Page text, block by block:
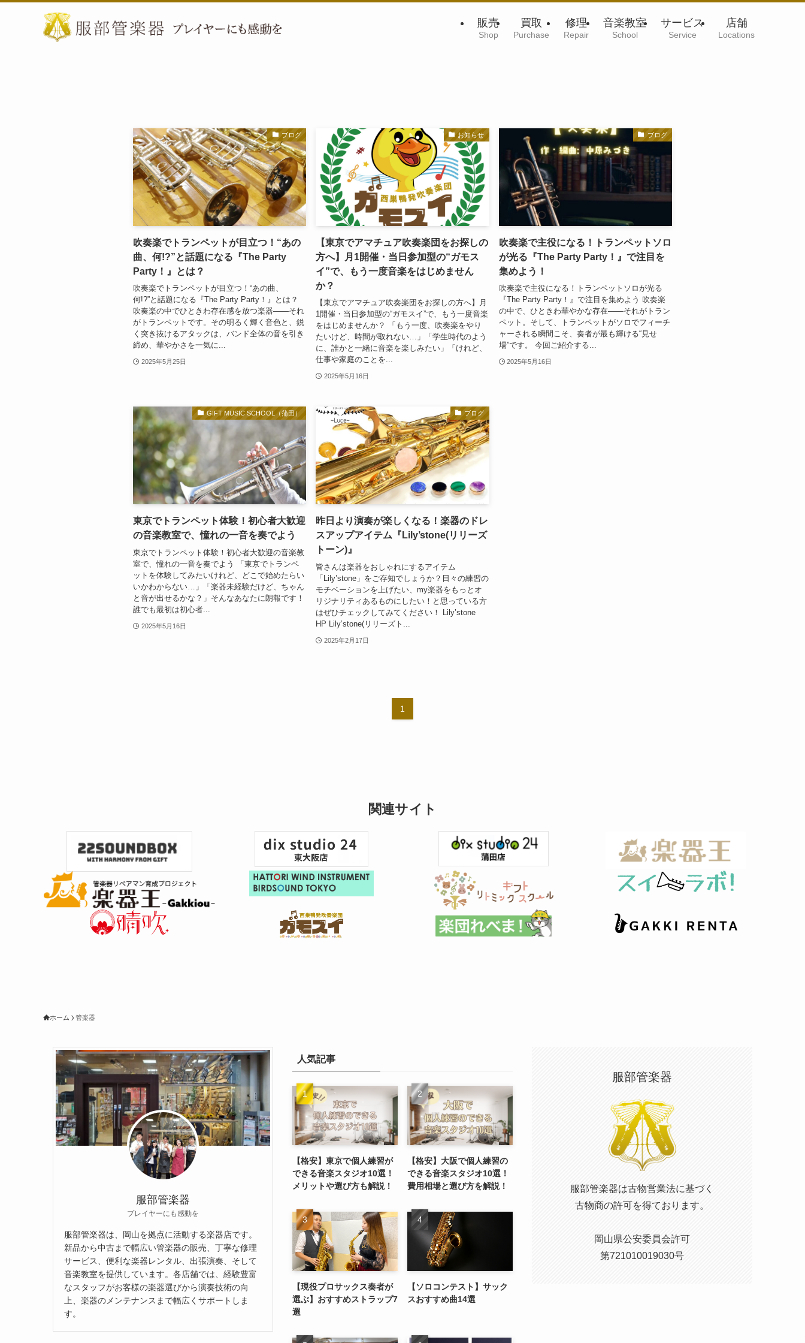
販売
Shop
買取
Purchase
修理
Repair
音楽教室
School
サービス
Service
店舗
Locations
ブログ
吹奏楽でトランペットが目立つ！“あの
曲、何!?”と話題になる『The Party
Party！』とは？
吹奏楽でトランペットが目立つ！“あの曲、
何!?”と話題になる『The Party Party！』とは？
吹奏楽の中でひときわ存在感を放つ楽器――それ
がトランペットです。その明るく輝く音色と、鋭
く突き抜けるアタックは、バンド全体の音を引き
締め、華やかさを一気に...
2025年5月25日
お知らせ
【東京でアマチュア吹奏楽団をお探しの
方へ】月1開催・当日参加型の“ガモス
イ”で、もう一度音楽をはじめません
か？
【東京でアマチュア吹奏楽団をお探しの方へ】月
1開催・当日参加型の“ガモスイ”で、もう一度音楽
をはじめませんか？ 「もう一度、吹奏楽をやり
たいけど、時間が取れない…」「学生時代のよう
に、誰かと一緒に音楽を楽しみたい」「けれど、
仕事や家庭のことを...
2025年5月16日
ブログ
吹奏楽で主役になる！トランペットソロ
が光る『The Party Party！』で注目を
集めよう！
吹奏楽で主役になる！トランペットソロが光る
『The Party Party！』で注目を集めよう 吹奏楽
の中で、ひときわ華やかな存在――それがトラン
ペット。そして、トランペットがソロでフィーチ
ャーされる瞬間こそ、奏者が最も輝ける“見せ
場”です。 今回ご紹介する...
2025年5月16日
GIFT MUSIC SCHOOL（蒲田）
東京でトランペット体験！初心者大歓迎
の音楽教室で、憧れの一音を奏でよう
東京でトランペット体験！初心者大歓迎の音楽教
室で、憧れの一音を奏でよう 「東京でトランペ
ットを体験してみたいけれど、どこで始めたらい
いかわからない…」「楽器未経験だけど、ちゃん
と音が出せるかな？」そんなあなたに朗報です！
誰でも最初は初心者...
2025年5月16日
ブログ
昨日より演奏が楽しくなる！楽器のドレ
スアップアイテム『Lily’stone(リリーズ
トーン)』
皆さんは楽器をおしゃれにするアイテム
「Lily’stone」をご存知でしょうか？日々の練習の
モチベーションを上げたい、my楽器をもっとオ
リジナリティあるものにしたい！と思っている方
はぜひチェックしてみてください！ Lily’stone
HP Lily’stone(リリーズト...
2025年2月17日
1
関連サイト
ホーム 管楽器
服部管楽器
プレイヤーにも感動を
服部管楽器は、岡山を拠点に活動する楽器店です。
新品から中古まで幅広い管楽器の販売、丁寧な修理
サービス、便利な楽器レンタル、出張演奏、そして
音楽教室を提供しています。各店舗では、経験豊富
なスタッフがお客様の楽器選びから演奏技術の向
上、楽器のメンテナンスまで幅広くサポートしま
す。
人気記事
【格安】東京で個人練習が
できる音楽スタジオ10選！
メリットや選び方も解説！
【格安】大阪で個人練習の
できる音楽スタジオ10選！
費用相場と選び方を解説！
【現役プロサックス奏者が
選ぶ】おすすめストラップ7
選
【ソロコンテスト】サック
スおすすめ曲14選
服部管楽器
服部管楽器は古物営業法に基づく
古物商の許可を得ております。
岡山県公安委員会許可
第721010019030号